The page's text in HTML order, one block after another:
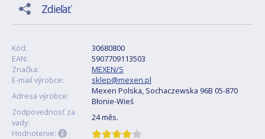
Zdieľať
Kód:
30680800
EAN:
5907709113503
Značka:
MEXEN/S
E-mail výrobce:
sklep@mexen.pl
Adresa výrobce:
Mexen Polska, Sochaczewska 96B 05-870
Błonie-Wieś
Zodpovednosť za
vady:
24 měs.
Hodnotenie: